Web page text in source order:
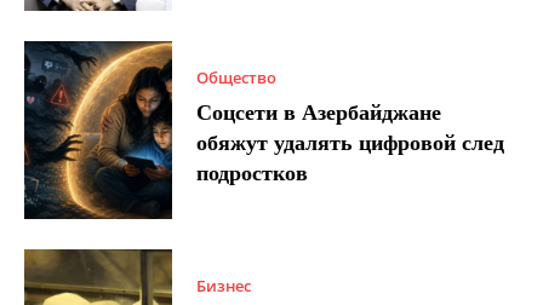
Общество
Соцсети в Азербайджане
обяжут удалять цифровой след
подростков
Бизнес